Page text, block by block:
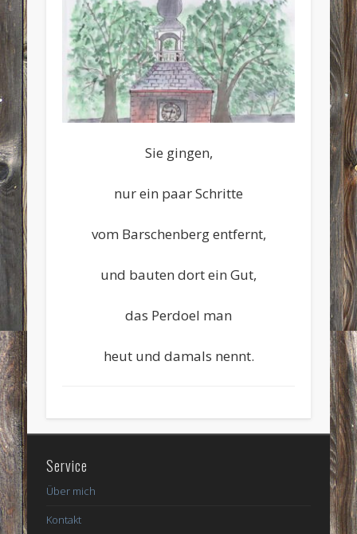
Sie gingen,
nur ein paar Schritte
vom Barschenberg entfernt,
und bauten dort ein Gut,
das Perdoel man
heut und damals nennt.
Service
Über mich
Kontakt